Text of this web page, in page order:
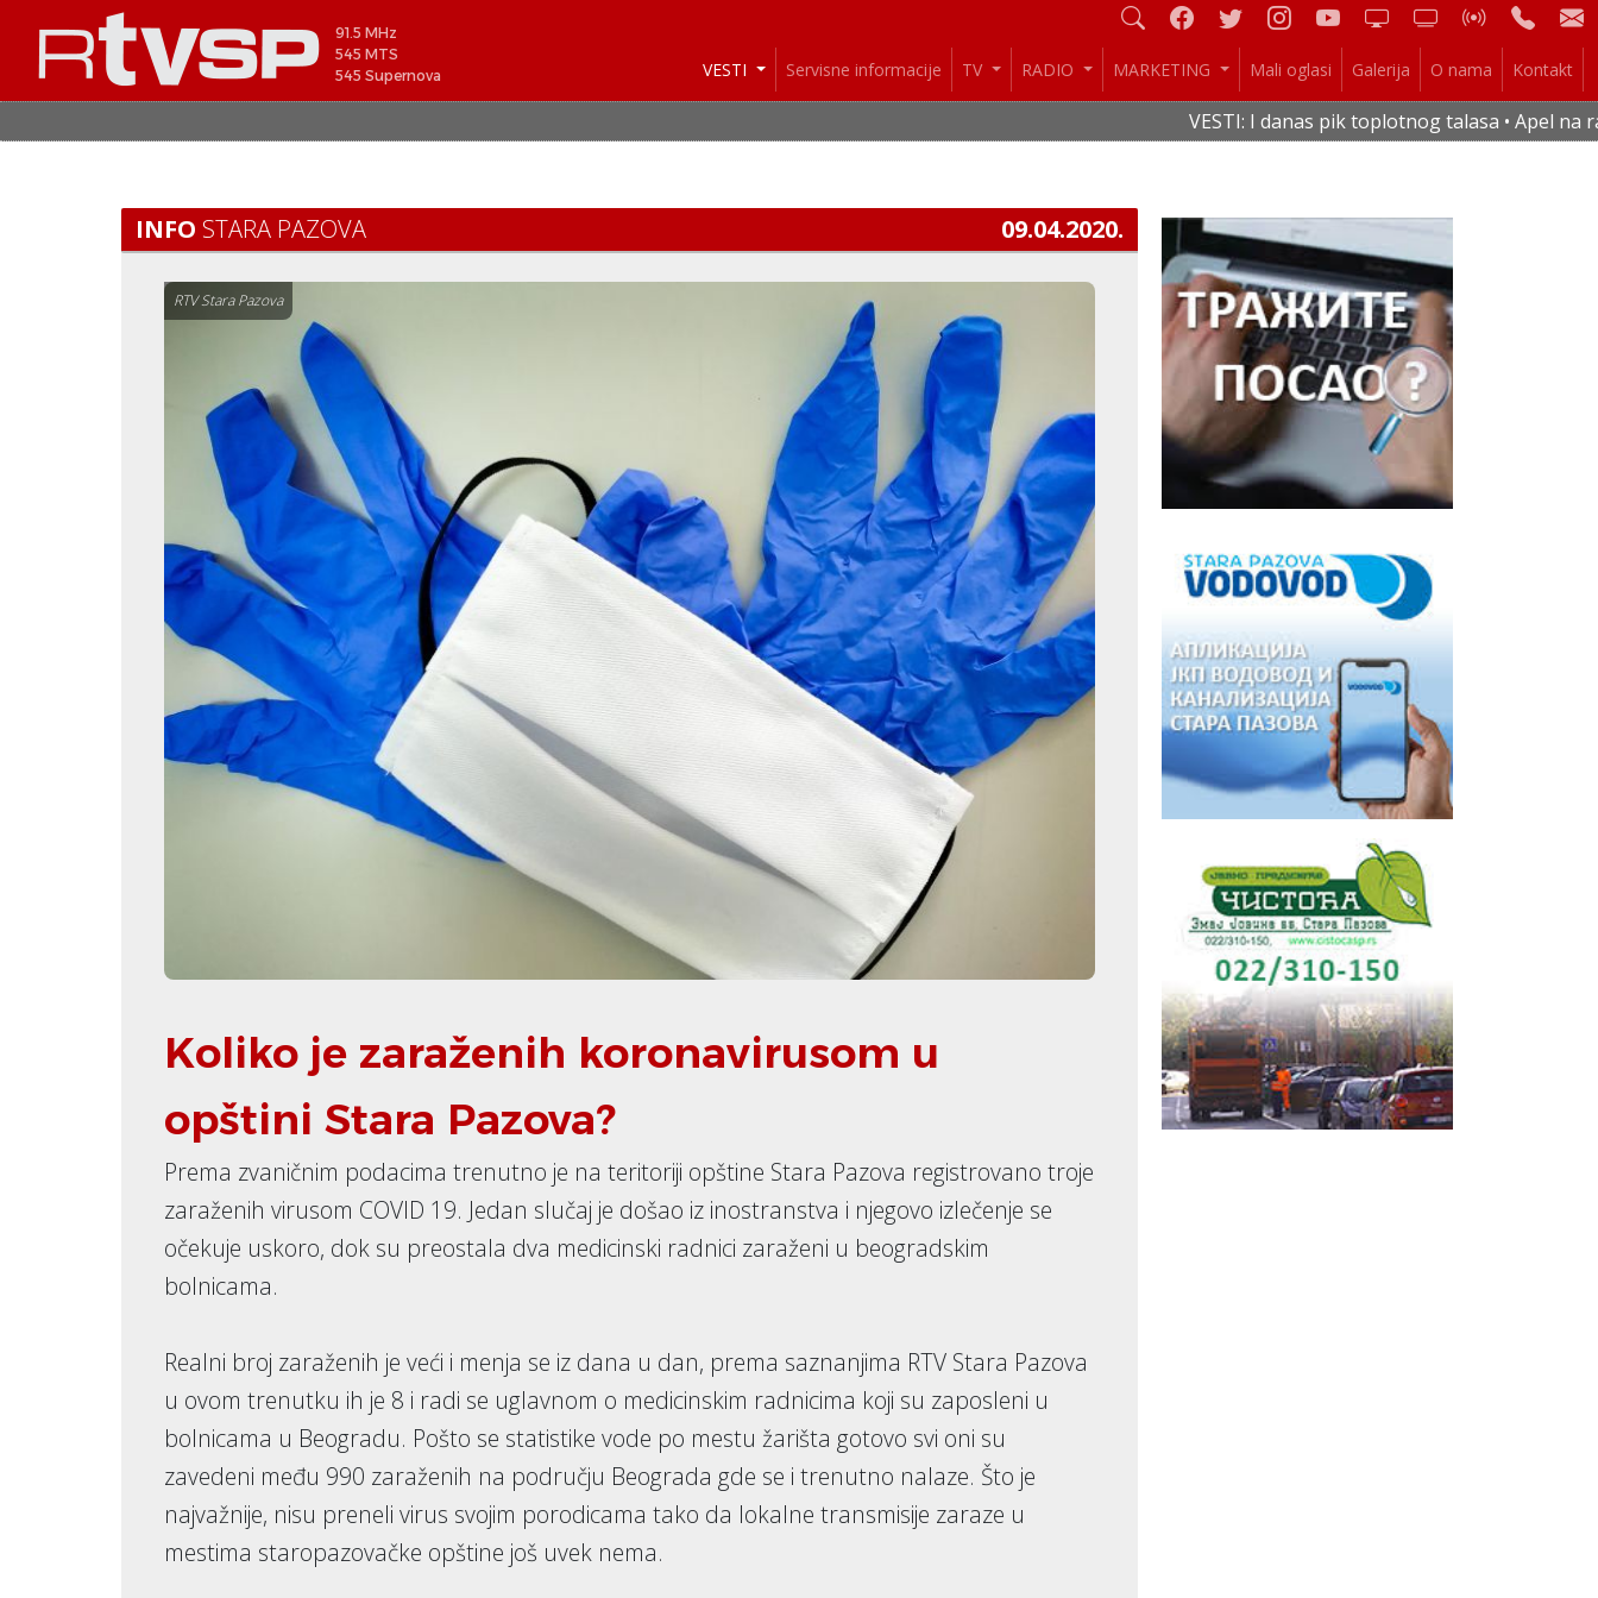
91.5 MHz
545 MTS
545 Supernova
VESTI Servisne informacije TV RADIO MARKETING Mali oglasi Galerija O nama Kontakt
VESTI: I danas pik toplotnog talasa • Apel na
INFO STARA PAZOVA 09.04.2020.
RTV Stara Pazova
Koliko je zaraženih koronavirusom u
opštini Stara Pazova?
Prema zvaničnim podacima trenutno je na teritoriji opštine Stara Pazova registrovano troje
zaraženih virusom COVID 19. Jedan slučaj je došao iz inostranstva i njegovo izlečenje se
očekuje uskoro, dok su preostala dva medicinski radnici zaraženi u beogradskim
bolnicama.
Realni broj zaraženih je veći i menja se iz dana u dan, prema saznanjima RTV Stara Pazova
u ovom trenutku ih je 8 i radi se uglavnom o medicinskim radnicima koji su zaposleni u
bolnicama u Beogradu. Pošto se statistike vode po mestu žarišta gotovo svi oni su
zavedeni među 990 zaraženih na području Beograda gde se i trenutno nalaze. Što je
najvažnije, nisu preneli virus svojim porodicama tako da lokalne transmisije zaraze u
mestima staropazovačke opštine još uvek nema.